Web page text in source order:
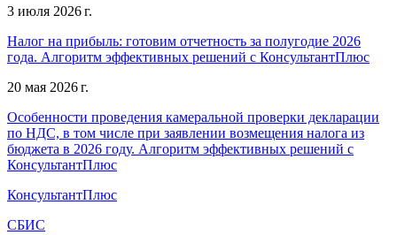
3 июля 2026 г.
Налог на прибыль: готовим отчетность за полугодие 2026
года. Алгоритм эффективных решений с КонсультантПлюс
20 мая 2026 г.
Особенности проведения камеральной проверки декларации
по НДС, в том числе при заявлении возмещения налога из
бюджета в 2026 году. Алгоритм эффективных решений с
КонсультантПлюс
КонсультантПлюс
СБИС